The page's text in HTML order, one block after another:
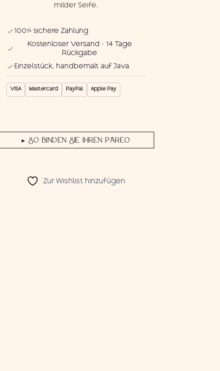
milder Seife.
100% sichere Zahlung
Kostenloser Versand · 14 Tage
Rückgabe
Einzelstück, handbemalt auf Java
VISA Mastercard PayPal Apple Pay
▶ SO BINDEN SIE IHREN PAREO
Zur Wishlist hinzufügen